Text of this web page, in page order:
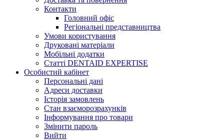
Контакти
Головний офіс
Регіональні представництва
Умови користування
Друковані матеріали
Мобільні додатки
Статті DENTAID EXPERTISE
Особистий кабінет
Персональні дані
Адреси доставки
Історія замовлень
Стан взаєморозрахунків
Інформування про товари
Змінити пароль
Вийти